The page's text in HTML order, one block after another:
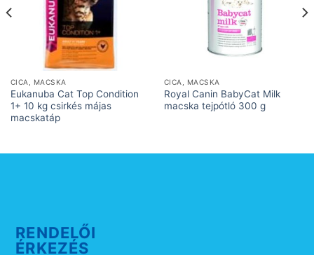
CICA, MACSKA
Eukanuba Cat Top Condition
1+ 10 kg csirkés májas
macskatáp
CICA, MACSKA
Royal Canin BabyCat Milk
macska tejpótló 300 g
RENDELŐI
ÉRKEZÉS